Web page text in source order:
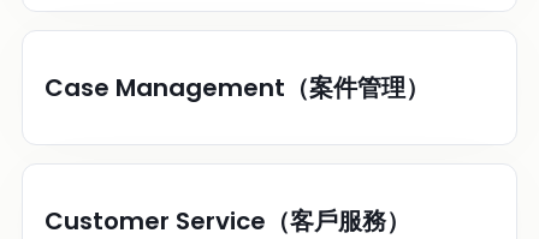
Case Management（案件管理）
Customer Service（客戶服務）